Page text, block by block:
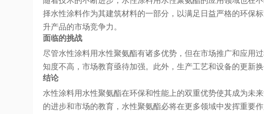
择水性涂料作为其建筑材料的一部分，以满足日益严格的环保
升产品的市场竞争力。
面临的挑战
尽管水性涂料用水性聚氨酯有诸多优势，但在市场推广和应用
知度不高，市场教育亟待加强。此外，生产工艺和设备的更新
结论
水性涂料用水性聚氨酯在环保和性能上的双重优势使其成为未
的进步和市场的教育，水性聚氨酯必将在更多领域中发挥重要